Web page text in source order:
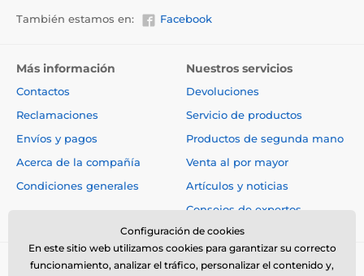
También estamos en: Facebook
Más información
Contactos
Reclamaciones
Envíos y pagos
Acerca de la compañía
Condiciones generales
Nuestros servicios
Devoluciones
Servicio de productos
Productos de segunda mano
Venta al por mayor
Artículos y noticias
Consejos de expertos
Configuración de cookies
En este sitio web utilizamos cookies para garantizar su correcto
funcionamiento, analizar el tráfico, personalizar el contenido y,